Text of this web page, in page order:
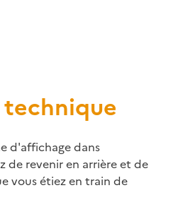
d'affichage dans
de revenir en arrière et de
vous étiez en train de